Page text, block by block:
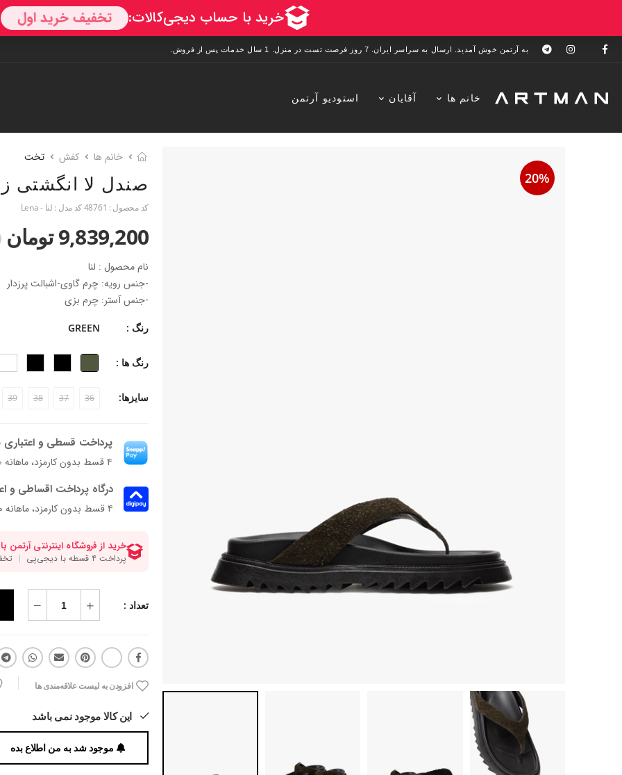
به آرتمن خوش آمدید. ارسال به سراسر ایران. 7 روز فرصت تست در منزل. 1 سال خدمات پس از فروش.
خانم ها آقایان استودیو آرتمن
20%
خانم ها کفش تخت
صندل لا انگشتی
کد محصول : 48761کد مدل : لنا - Lena
9,839,200 تومان
نام محصول : لنا
-جنس رویه: چرم گاوی-اشبالت پرزدار
-جنس آستر: چرم بزی
-جنس پاشنه: بخشی از زیره
-ارتفاع پاشنه: 2.5 سانتی‌متر
-فرم قالب: قالب پهن + پنجه‎‌دار
رنگ : GREEN
رنگ ها :
سایزها: 36
37
38
39
پرداخت قسطی و اعتباری
۴ قسط بدون کارمزد، ماهانه ۲٬۴۵۹٬۸۰۰ تومان
درگاه پرداخت اقساطی و
۴ قسط بدون کارمزد، ماهانه 2,459,800 تومان
تعداد :
افزودن به لیست علاقه‌مندی ها
این کالا موجود نمی باشد
موجود شد به من اطلاع بده